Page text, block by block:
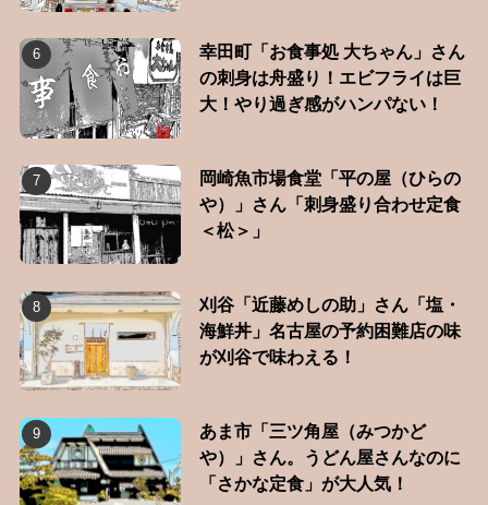
幸田町「お食事処 大ちゃん」さん
の刺身は舟盛り！エビフライは巨
大！やり過ぎ感がハンパない！
岡崎魚市場食堂「平の屋（ひらの
や）」さん「刺身盛り合わせ定食
＜松＞」
刈谷「近藤めしの助」さん「塩・
海鮮丼」名古屋の予約困難店の味
が刈谷で味わえる！
あま市「三ツ角屋（みつかど
や）」さん。うどん屋さんなのに
「さかな定食」が大人気！